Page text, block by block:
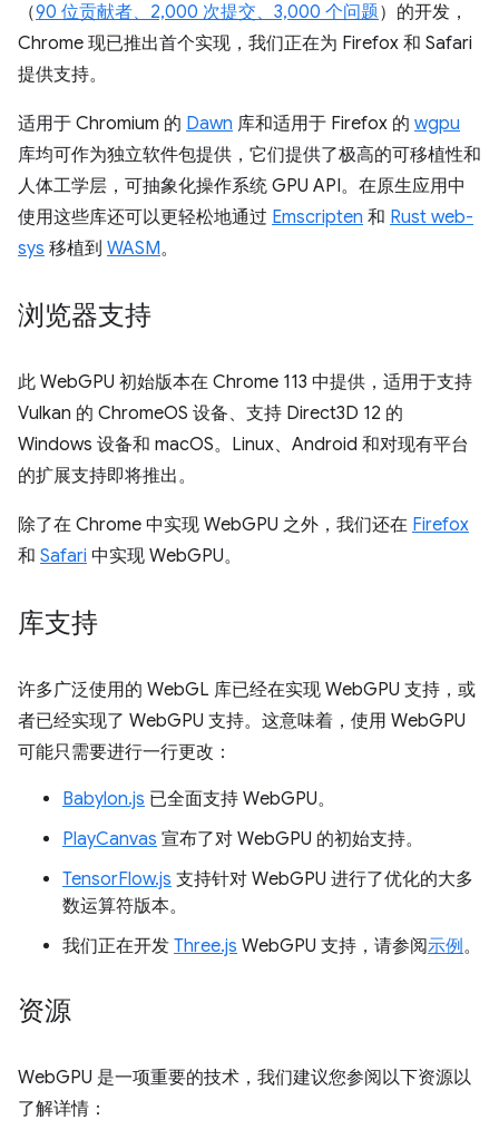
（90 位贡献者、2,000 次提交、3,000 个问题）的开发，
Chrome 现已推出首个实现，我们正在为 Firefox 和 Safari
提供支持。
适用于 Chromium 的 Dawn 库和适用于 Firefox 的 wgpu
库均可作为独立软件包提供，它们提供了极高的可移植性和
人体工学层，可抽象化操作系统 GPU API。在原生应用中
使用这些库还可以更轻松地通过 Emscripten 和 Rust web-
sys 移植到 WASM。
浏览器支持
此 WebGPU 初始版本在 Chrome 113 中提供，适用于支持
Vulkan 的 ChromeOS 设备、支持 Direct3D 12 的
Windows 设备和 macOS。Linux、Android 和对现有平台
的扩展支持即将推出。
除了在 Chrome 中实现 WebGPU 之外，我们还在 Firefox
和 Safari 中实现 WebGPU。
库支持
许多广泛使用的 WebGL 库已经在实现 WebGPU 支持，或
者已经实现了 WebGPU 支持。这意味着，使用 WebGPU
可能只需要进行一行更改：
Babylon.js 已全面支持 WebGPU。
PlayCanvas 宣布了对 WebGPU 的初始支持。
TensorFlow.js 支持针对 WebGPU 进行了优化的大多
数运算符版本。
我们正在开发 Three.js WebGPU 支持，请参阅示例。
资源
WebGPU 是一项重要的技术，我们建议您参阅以下资源以
了解详情：